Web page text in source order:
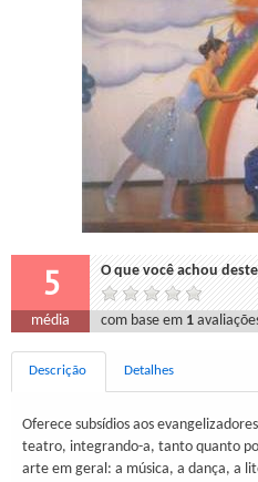
5 O que você achou
média com base em 1
Descrição Detalhes
Oferece subsídios aos
teatro, integrando-a, tanto quanto
arte em geral: a música, a dança, a